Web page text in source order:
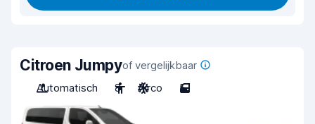
Citroen Jumpyof vergelijkbaar
Automatisch
8 Airco 5